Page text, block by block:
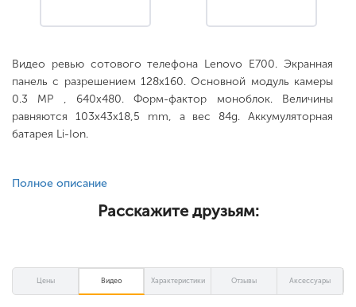
Видео ревью сотового телефона Lenovo E700. Экранная
панель с разрешением 128x160. Основной модуль камеры
0.3 MP , 640x480. Форм-фактор моноблок. Величины
равняются 103x43x18,5 mm, а вес 84g. Аккумуляторная
батарея Li-Ion.
Полное описание
Расскажите друзьям:
Цены Видео Характеристики Отзывы Аксессуары